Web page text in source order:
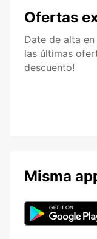
Ofertas
Date de alta
las últimas
descuento!
Misma